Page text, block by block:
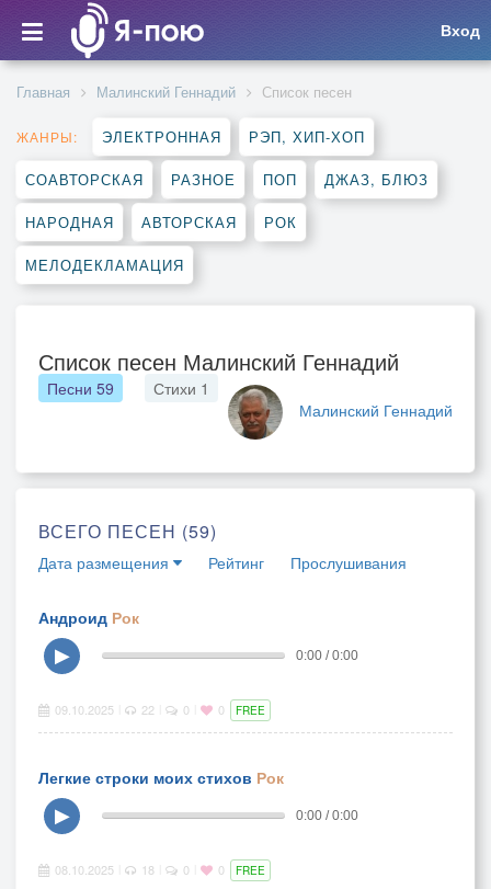
Вход
Главная Малинский Геннадий Список песен
ЖАНРЫ: ЭЛЕКТРОННАЯ РЭП, ХИП-ХОП
СОАВТОРСКАЯ РАЗНОЕ ПОП ДЖАЗ, БЛЮЗ
НАРОДНАЯ АВТОРСКАЯ РОК
МЕЛОДЕКЛАМАЦИЯ
Список песен Малинский Геннадий
Малинский Геннадий
Песни 59 Стихи 1
ВСЕГО ПЕСЕН (59)
Дата размещения Рейтинг Прослушивания
Андроид Рок
▶
0:00 / 0:00
09.10.2025 22 0 0 FREE
Легкие строки моих стихов Рок
▶
0:00 / 0:00
08.10.2025 18 0 0 FREE